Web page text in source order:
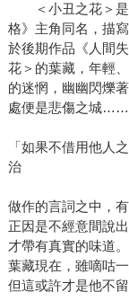
＜小丑之花＞是
格》主角同名，描
於後期作品《人間
花＞的葉藏，年輕
的迷惘，幽幽閃爍
處便是悲傷之城……
「如果不借用他人
治
做作的言詞之中，
正因是不經意間說出
才帶有真實的味道。
葉藏現在，雖嘀咕一
但這或許才是他不